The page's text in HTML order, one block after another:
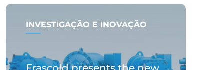
INVESTIGAÇÃO E INOVAÇÃO
Frascold presents the new